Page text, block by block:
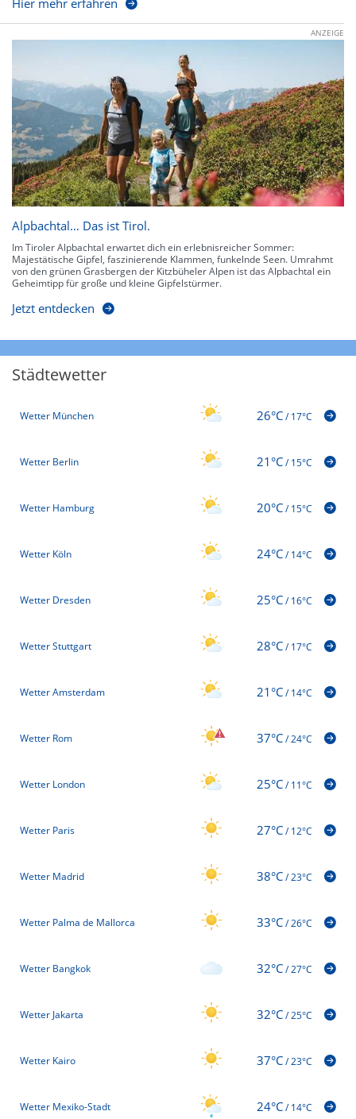
Hier mehr erfahren
ANZEIGE
Alpbachtal… Das ist Tirol.
Im Tiroler Alpbachtal erwartet dich ein erlebnisreicher Sommer:
Majestätische Gipfel, faszinierende Klammen, funkelnde Seen. Umrahmt
von den grünen Grasbergen der Kitzbüheler Alpen ist das Alpbachtal ein
Geheimtipp für große und kleine Gipfelstürmer.
Jetzt entdecken
Städtewetter
Wetter München 26°C/17°C
Wetter Berlin 21°C/15°C
Wetter Hamburg 20°C/15°C
Wetter Köln 24°C/14°C
Wetter Dresden 25°C/16°C
Wetter Stuttgart 28°C/17°C
Wetter Amsterdam 21°C/14°C
Wetter Rom 37°C/24°C
Wetter London 25°C/11°C
Wetter Paris 27°C/12°C
Wetter Madrid 38°C/23°C
Wetter Palma de Mallorca 33°C/26°C
Wetter Bangkok 32°C/27°C
Wetter Jakarta 32°C/25°C
Wetter Kairo 37°C/23°C
Wetter Mexiko-Stadt 24°C/14°C